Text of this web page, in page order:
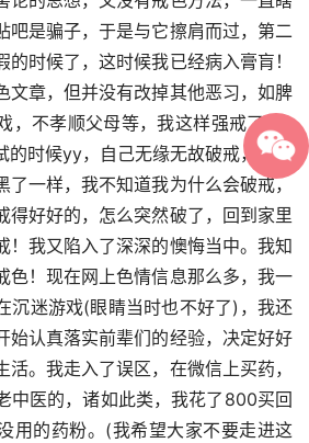
吧是骗子，于是与它擦肩而过，第二
时候了，这时候我已经病入膏肓！
文章，但并没有改掉其他恶习，如脾
，不孝顺父母等，我这样强戒了7个
的时候yy，自己无缘无故破戒，当时
了一样，我不知道我为什么会破戒，
得好好的，怎么突然破了，回到家里
！我又陷入了深深的懊悔当中。我知
色！现在网上色情信息那么多，我一
沉迷游戏(眼睛当时也不好了)，我还
始认真落实前辈们的经验，决定好好
。我走入了误区，在微信上买药，
中医的，诸如此类，我花了800买回
用的药粉。(我希望大家不要走进这